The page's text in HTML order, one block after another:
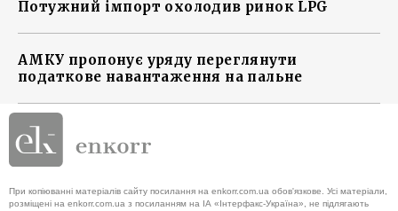
Потужний імпорт охолодив ринок LPG
АМКУ пропонує уряду переглянути
податкове навантаження на пальне
При копіюванні матеріалів сайту посилання на enkorr.com.ua обов'язкове. Усі матеріали,
розміщені на enkorr.com.ua з посиланням на ІА «Інтерфакс-Україна», не підлягають